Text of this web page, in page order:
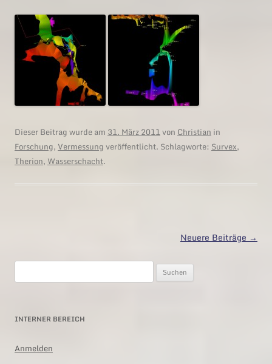
Dieser Beitrag wurde am 31. März 2011von Christian in
Forschung,Vermessungveröffentlicht. Schlagworte: Survex,
Therion, Wasserschacht.
Neuere Beiträge →
nach:
INTERNER BEREICH
Anmelden